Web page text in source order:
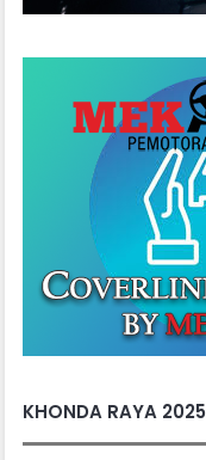
KHONDA RAYA 2025